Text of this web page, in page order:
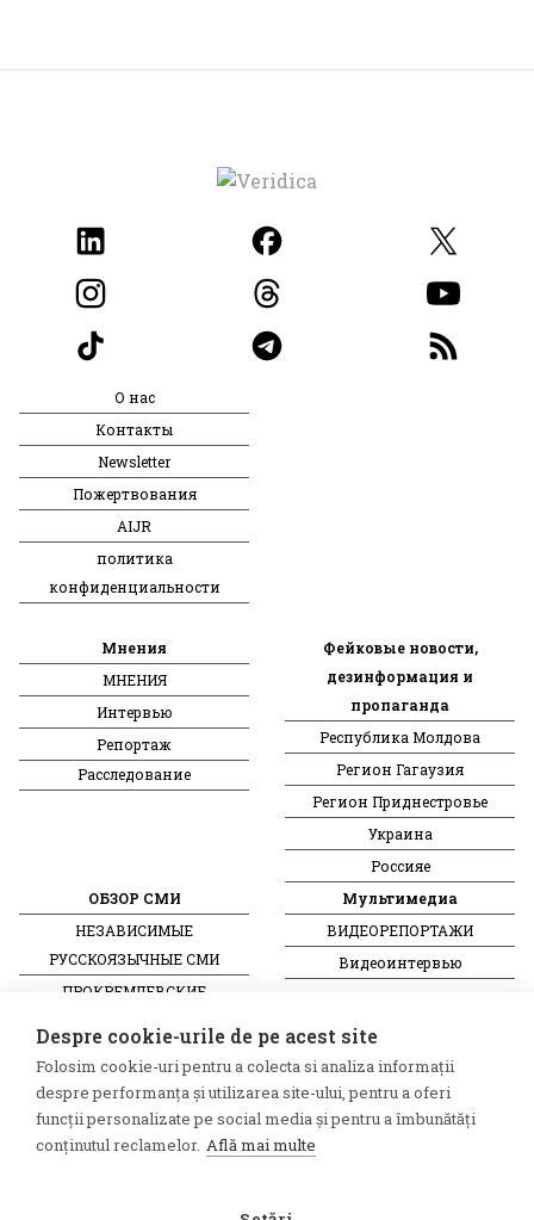
О нас
Контакты
Newsletter
Пожертвования
AIJR
политика
конфиденциальности
Мнения
МНЕНИЯ
Интервью
Репортаж
Расследование
Фейковые новости,
дезинформация и
пропаганда
Республика Молдова
Регион Гагаузия
Регион Приднестровье
Украина
Россияе
ОБЗОР СМИ
НЕЗАВИСИМЫЕ
РУССКОЯЗЫЧНЫЕ СМИ
ПРОКРЕМЛЕВСКИЕ
Пресса из Гагаузской области
Пресса из Приднестровского
региона
Мультимедиа
ВИДЕОРЕПОРТАЖИ
Видеоинтервью
Despre cookie-urile de pe acest site
Folosim cookie-uri pentru a colecta si analiza informații
despre performanța și utilizarea site-ului, pentru a oferi
funcții personalizate pe social media și pentru a îmbunătăți
conținutul reclamelor. Află mai multe